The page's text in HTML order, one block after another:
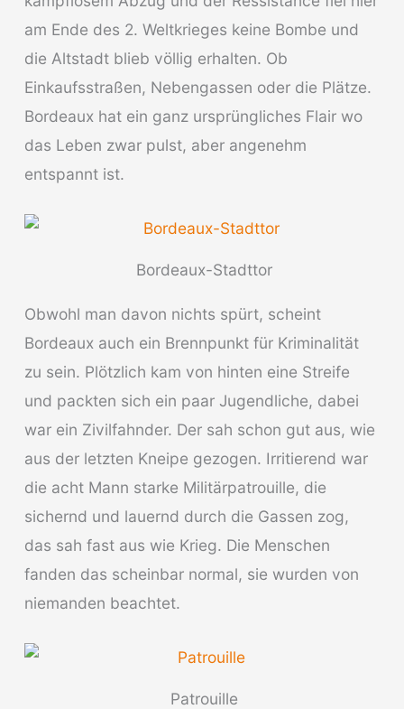
am Ende des 2. Weltkrieges keine Bombe und
die Altstadt blieb völlig erhalten. Ob
Einkaufsstraßen, Nebengassen oder die Plätze.
Bordeaux hat ein ganz ursprüngliches Flair wo
das Leben zwar pulst, aber angenehm
entspannt ist.
Bordeaux-Stadttor
Obwohl man davon nichts spürt, scheint
Bordeaux auch ein Brennpunkt für Kriminalität
zu sein. Plötzlich kam von hinten eine Streife
und packten sich ein paar Jugendliche, dabei
war ein Zivilfahnder. Der sah schon gut aus, wie
aus der letzten Kneipe gezogen. Irritierend war
die acht Mann starke Militärpatrouille, die
sichernd und lauernd durch die Gassen zog,
das sah fast aus wie Krieg. Die Menschen
fanden das scheinbar normal, sie wurden von
niemanden beachtet.
Patrouille